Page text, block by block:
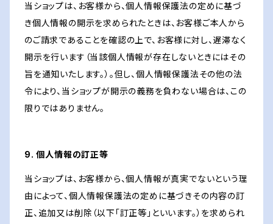
当ショップは、お客様から、個人情報保護法の定めに基づ
き個人情報の開示を求められたときは、お客様ご本人から
のご請求であることを確認の上で、お客様に対し、遅滞なく
開示を行います（当該個人情報が存在しないときにはその
旨を通知いたします。）。但し、個人情報保護法その他の法
令により、当ショップが開示の義務を負わない場合は、この
限りではありません。
9. 個人情報の訂正等
当ショップは、お客様から、個人情報が真実でないという理
由によって、個人情報保護法の定めに基づきその内容の訂
正、追加又は削除（以下「訂正等」といいます。）を求められ